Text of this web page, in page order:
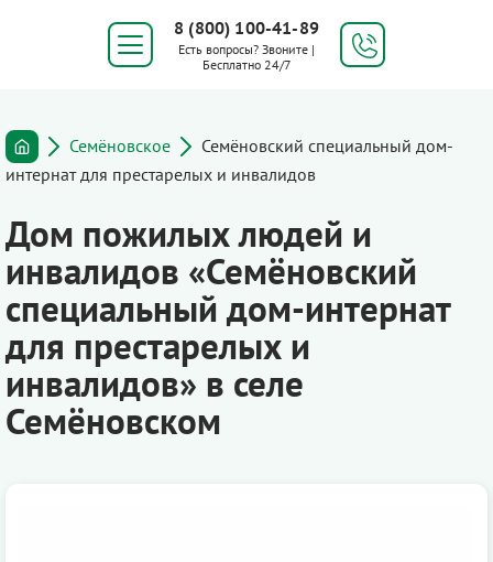
8 (800) 100-41-89
Есть вопросы? Звоните |
Бесплатно 24/7
Семёновское
Семёновский специальный дом-
интернат для престарелых и инвалидов
Дом пожилых людей и
инвалидов «Семёновский
специальный дом-интернат
для престарелых и
инвалидов» в селе
Семёновском